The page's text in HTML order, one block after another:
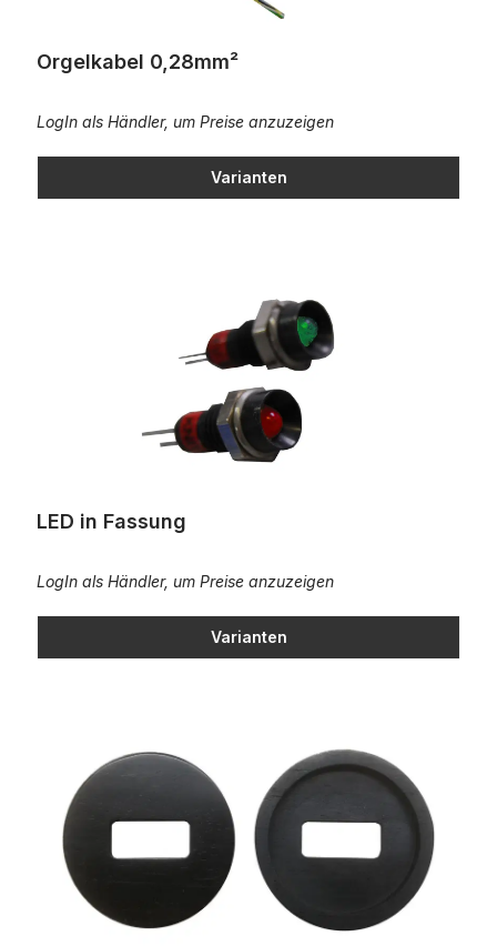
Orgelkabel 0,28mm²
LogIn als Händler, um Preise anzuzeigen
Varianten
LED in Fassung
LogIn als Händler, um Preise anzuzeigen
Varianten